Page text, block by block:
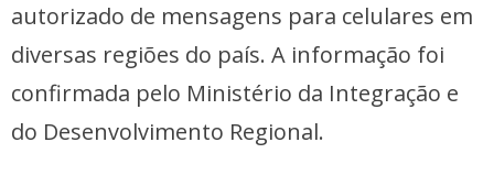
autorizado de mensagens para celulares em
diversas regiões do país. A informação foi
confirmada pelo Ministério da Integração e
do Desenvolvimento Regional.